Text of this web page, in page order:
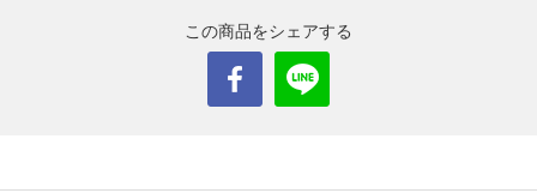
この商品をシェアする